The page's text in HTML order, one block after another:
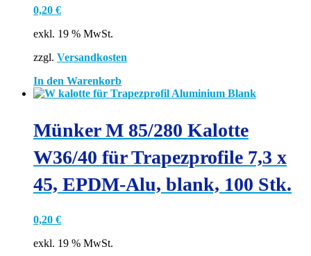
0,20 €
exkl. 19 % MwSt.
zzgl. Versandkosten
In den Warenkorb
Münker M 85/280 Kalotte
W36/40 für Trapezprofile 7,3 x
45, EPDM-Alu, blank, 100 Stk.
0,20 €
exkl. 19 % MwSt.